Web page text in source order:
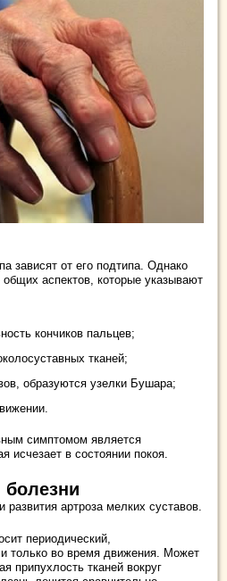
зависят от его подтипа. Однако
аспектов, которые указывают
кончиков пальцев;
тканей;
образуются узелки Бушара;
симптомом является
исчезает в состоянии покоя.
болезни
развития артроза мелких суставов.
периодический,
только во время движения. Может
припухлость тканей вокруг